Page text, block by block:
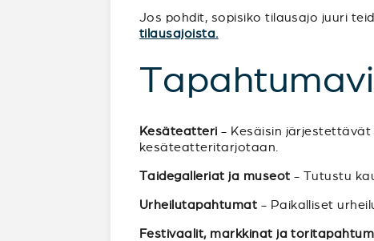
Jos pohdit, sopisiko tilausajo juuri
tilausajoista.
Kesäteatteri - Kesäisin järjestettävät
kesäteatteritarjotaan.
Taidegalleriat ja museot - Tutustu
Urheilutapahtumat - Paikalliset
Festivaalit, markkinat ja